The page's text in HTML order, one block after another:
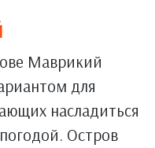
Маврикий
для
насладиться
Остров